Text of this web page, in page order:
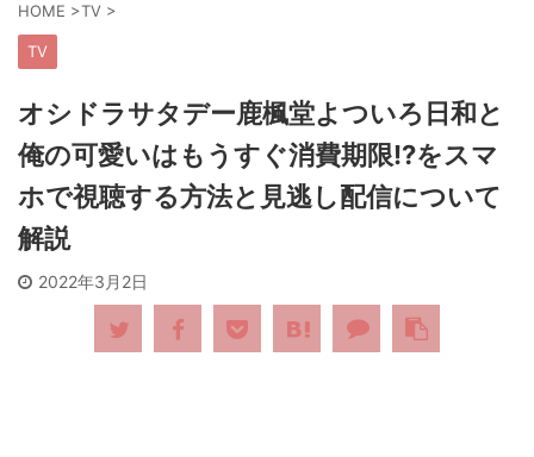
HOME >TV >
TV
オシドラサタデー鹿楓堂よついろ日和と
俺の可愛いはもうすぐ消費期限!?をスマ
ホで視聴する方法と見逃し配信について
解説
2022年3月2日